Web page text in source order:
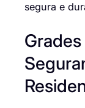
segura e